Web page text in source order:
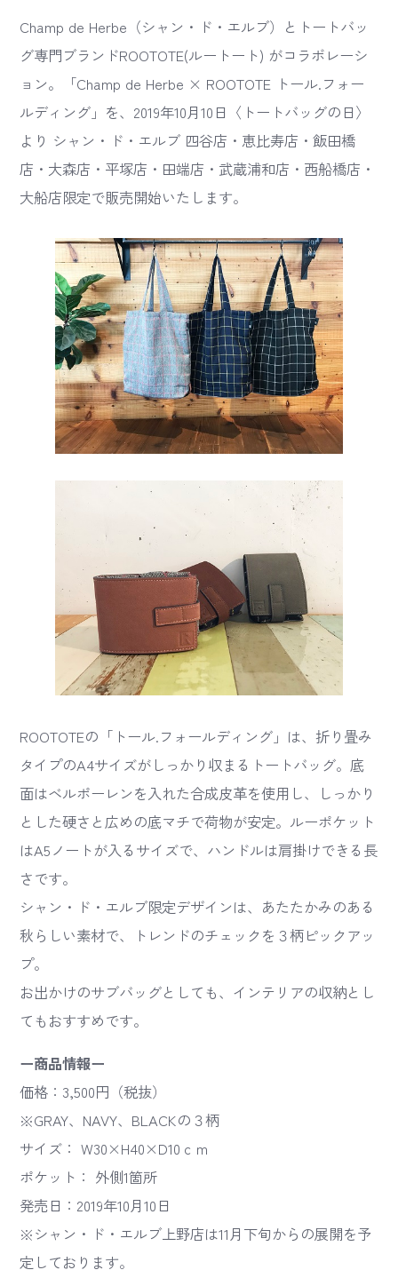
Champ de Herbe（シャン・ド・エルブ）とトートバッ
グ専門ブランドROOTOTE(ルートート) がコラボレーシ
ョン。「Champ de Herbe × ROOTOTE トール.フォー
ルディング」を、2019年10月10日〈トートバッグの日〉
より シャン・ド・エルブ 四谷店・恵比寿店・飯田橋
店・大森店・平塚店・田端店・武蔵浦和店・西船橋店・
大船店限定で販売開始いたします。
ROOTOTEの「トール.フォールディング」は、折り畳み
タイプのA4サイズがしっかり収まるトートバッグ。底
面はベルポーレンを入れた合成皮革を使用し、しっかり
とした硬さと広めの底マチで荷物が安定。ルーポケット
はA5ノートが入るサイズで、ハンドルは肩掛けできる長
さです。
シャン・ド・エルブ限定デザインは、あたたかみのある
秋らしい素材で、トレンドのチェックを３柄ピックアッ
プ。
お出かけのサブバッグとしても、インテリアの収納とし
てもおすすめです。
ー商品情報ー
価格：3,500円（税抜）
※GRAY、NAVY、BLACKの３柄
サイズ： W30×H40×D10ｃｍ
ポケット： 外側1箇所
発売日：2019年10月10日
※シャン・ド・エルブ上野店は11月下旬からの展開を予
定しております。